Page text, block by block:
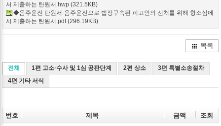
서 제출하는 탄원서.hwp (321.5KB)
◆음주운전 탄원서-음주운전으로 법정구속된 피고인의 선처를 위해 항소심에
서 제출하는 탄원서.pdf (296.19KB)
목록
전체 1편 고소·수사 및 1심 공판단계 2편 상소
3편 특별소송절차
4편 기타 서식
번호 제목 금액 조회